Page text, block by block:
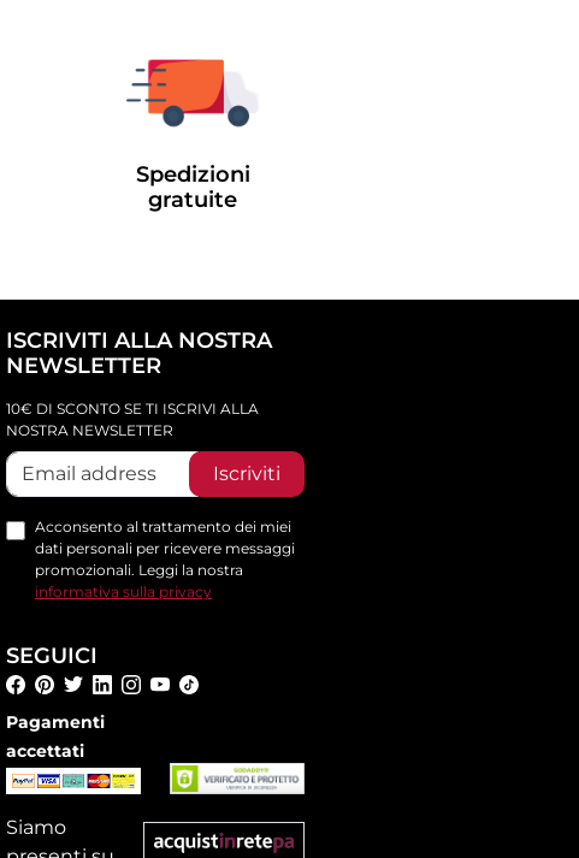
Spedizioni
gratuite
ISCRIVITI ALLA NOSTRA
NEWSLETTER
10€ DI SCONTO SE TI ISCRIVI ALLA
NOSTRA NEWSLETTER
Iscriviti
Acconsento al trattamento dei miei
dati personali per ricevere messaggi
promozionali. Leggi la nostra
informativa sulla privacy
SEGUICI
Pagamenti
accettati
Siamo